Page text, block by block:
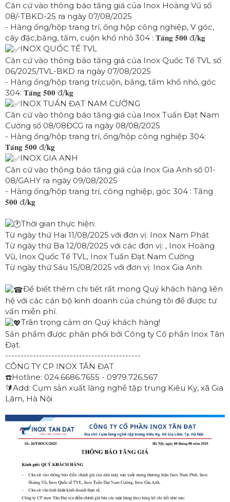
Căn cứ vào thông báo tăng giá của Inox Hoàng Vũ số
08/-TBKD-25 ra ngày 07/08/2025
- Hàng ống/hộp trang trí, ống hộp công nghiệp, V góc,
cây đặc,băng, tấm, cuộn khổ nhỏ 304 : 𝐓𝐚̆𝐧𝐠 𝟓𝟎𝟎 đ/𝐤𝐠
INOX QUỐC TẾ TVL
Căn cứ vào thông báo tăng giá của Inox Quốc Tế TVL số
06/2025/TVL-BKD ra ngày 07/08/2025
- Hàng ống/hộp trang trí,cuộn, băng, tấm khổ nhỏ, góc
304: 𝐓𝐚̆𝐧𝐠 𝟓𝟎𝟎 đ/𝐤𝐠
INOX TUẤN ĐẠT NAM CƯỜNG
Căn cứ vào thông báo tăng giá của Inox Tuấn Đạt Nam
Cường số 08/08ĐCG ra ngày 08/08/2025
- Hàng ống/hộp trang trí, ống/hộp công nghiệp 304:
𝐓𝐚̆𝐧𝐠 𝟓𝟎𝟎 đ/𝐤𝐠
INOX GIA ANH
Căn cứ vào thông báo tăng giá của Inox Gia Anh số 01-
08/GAHY ra ngày 09/08/2025
- Hàng ống/hộp trang trí, công nghiệp, góc 304 : Tăng
𝟓𝟎𝟎 đ/𝐤𝐠
Thời gian thực hiện:
Từ ngày thứ Hai 11/08/2025 với đơn vị: Inox Nam Phát
Từ ngày thứ Ba 12/08/2025 với các đơn vị: , Inox Hoàng
Vũ, Inox Quốc Tế TVL, Inox Tuấn Đạt Nam Cường
Từ ngày thứ Sáu 15/08/2025 với đơn vị: Inox Gia Anh
Để biết thêm chi tiết rất mong Quý khách hàng liên
hệ với các cán bộ kinh doanh của chúng tôi để được tư
vấn miễn phí.
Trân trọng cảm ơn Quý khách hàng!
Sản phẩm được phân phối bởi Công ty Cổ phần Inox Tân
Đạt.
--------------------------------------------
CÔNG TY CP INOX TÂN ĐẠT
☎️Hotline: 024.6686.7655 - 0979.726.567
🔰Add: Cụm sản xuất làng nghề tập trung Kiêu Kỵ, xã Gia
Lâm, Hà Nội